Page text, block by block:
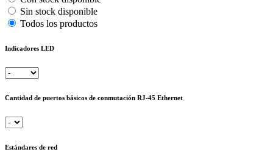
Sin stock disponible
Todos los productos
Indicadores LED
Cantidad de puertos básicos de conmutación RJ-45 Ethernet
Estándares de red